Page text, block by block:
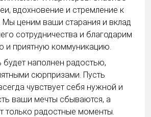
вдохновение и стремление к
Мы ценим ваши старания и вклад
сотрудничества и благодарим
и приятную коммуникацию.
будет наполнен радостью,
сюрпризами. Пусть
чувствует себя нужной и
ваши мечты сбываются, а
только радостные моменты.